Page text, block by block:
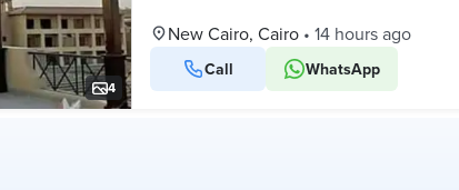
4
New Cairo, Cairo • 14 hours ago
Call WhatsApp